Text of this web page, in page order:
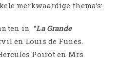
merkwaardige thema’s:
in “La Grande
en Louis de Funes.
Poirot en Mrs